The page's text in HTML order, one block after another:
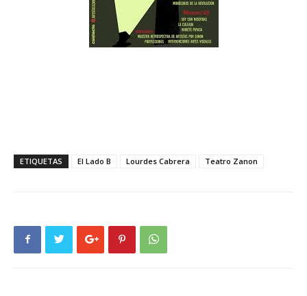
ETIQUETAS El Lado B Lourdes Cabrera Teatro Zanon